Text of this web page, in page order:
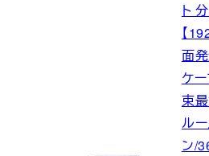
ト
【
面
ケ
束
ル
ン/